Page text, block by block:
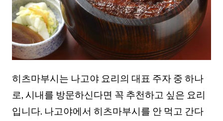
히츠마부시는 나고야 요리의 대표 주자 중 하나
로, 시내를 방문하신다면 꼭 추천하고 싶은 요리
입니다. 나고야에서 히츠마부시를 안 먹고 간다